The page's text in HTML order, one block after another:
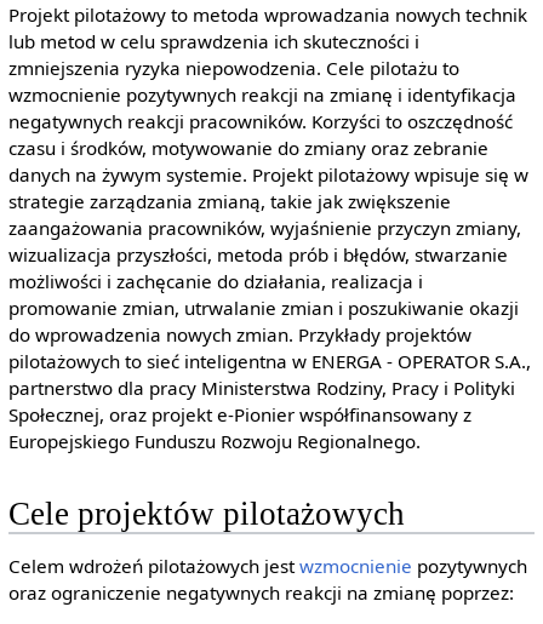
Projekt pilotażowy to metoda wprowadzania nowych technik
lub metod w celu sprawdzenia ich skuteczności i
zmniejszenia ryzyka niepowodzenia. Cele pilotażu to
wzmocnienie pozytywnych reakcji na zmianę i identyfikacja
negatywnych reakcji pracowników. Korzyści to oszczędność
czasu i środków, motywowanie do zmiany oraz zebranie
danych na żywym systemie. Projekt pilotażowy wpisuje się w
strategie zarządzania zmianą, takie jak zwiększenie
zaangażowania pracowników, wyjaśnienie przyczyn zmiany,
wizualizacja przyszłości, metoda prób i błędów, stwarzanie
możliwości i zachęcanie do działania, realizacja i
promowanie zmian, utrwalanie zmian i poszukiwanie okazji
do wprowadzenia nowych zmian. Przykłady projektów
pilotażowych to sieć inteligentna w ENERGA - OPERATOR S.A.,
partnerstwo dla pracy Ministerstwa Rodziny, Pracy i Polityki
Społecznej, oraz projekt e-Pionier współfinansowany z
Europejskiego Funduszu Rozwoju Regionalnego.
Cele projektów pilotażowych
Celem wdrożeń pilotażowych jestwzmocnienie pozytywnych
oraz ograniczenie negatywnych reakcji na zmianę poprzez: